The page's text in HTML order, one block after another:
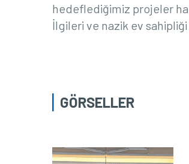
hedeflediğimiz projeler
İlgileri ve nazik ev sahipliği
GÖRSELLER